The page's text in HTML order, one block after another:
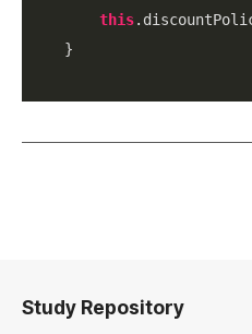
this
    }
Study Repository